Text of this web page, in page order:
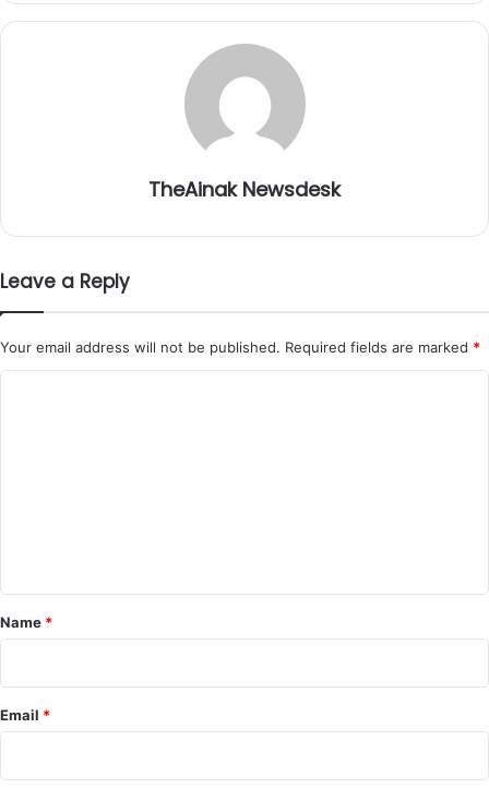
TheAinak Newsdesk
Leave a Reply
Your email address will not be published. Required fields are marked *
*
Name *
Email *